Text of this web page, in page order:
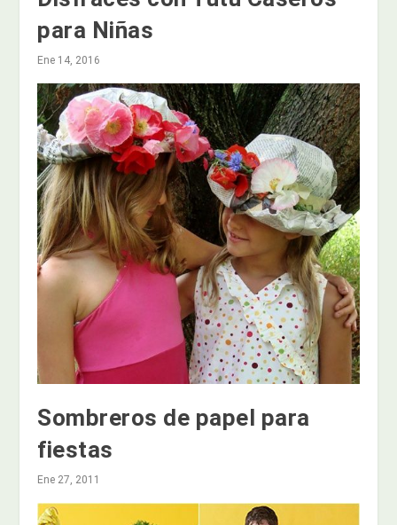
para Niñas
Ene 14, 2016
Sombreros de papel para
fiestas
Ene 27, 2011